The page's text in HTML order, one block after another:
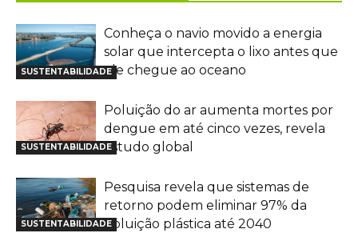
SUSTENTABILIDADE
Conheça o navio movido a energia
solar que intercepta o lixo antes que
ele chegue ao oceano
SUSTENTABILIDADE
Poluição do ar aumenta mortes por
dengue em até cinco vezes, revela
estudo global
SUSTENTABILIDADE
Pesquisa revela que sistemas de
retorno podem eliminar 97% da
poluição plástica até 2040